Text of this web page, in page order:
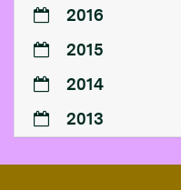
2016
2015
2014
2013